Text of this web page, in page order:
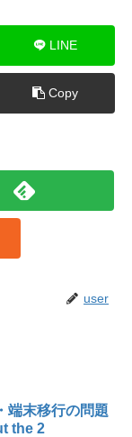
LINE
Copy
user
端末移行の問題
the 2